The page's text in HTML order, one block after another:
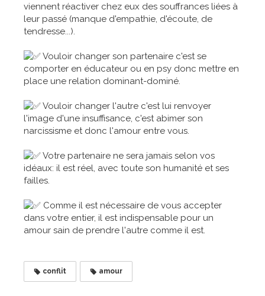
viennent réactiver chez eux des souffrances liées à
leur passé (manque d'empathie, d'écoute, de
tendresse...).
Vouloir changer son partenaire c'est se
comporter en éducateur ou en psy donc mettre en
place une relation dominant-dominé.
Vouloir changer l'autre c'est lui renvoyer
l'image d'une insuffisance, c'est abimer son
narcissisme et donc l'amour entre vous.
Votre partenaire ne sera jamais selon vos
idéaux: il est réel, avec toute son humanité et ses
failles.
Comme il est nécessaire de vous accepter
dans votre entier, il est indispensable pour un
amour sain de prendre l'autre comme il est.
conflit amour